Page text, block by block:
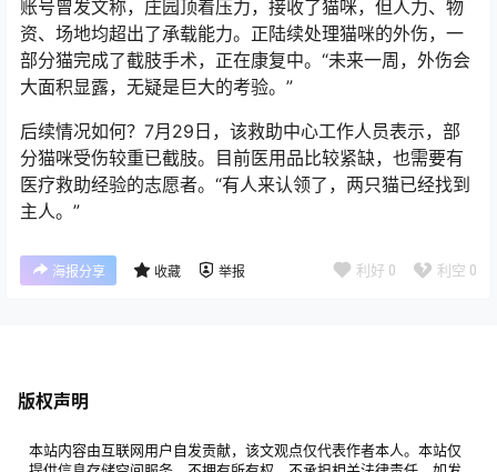
账号曾发文称，庄园顶着压力，接收了猫咪，但人力、物
资、场地均超出了承载能力。正陆续处理猫咪的外伤，一
部分猫完成了截肢手术，正在康复中。“未来一周，外伤会
大面积显露，无疑是巨大的考验。”
后续情况如何？7月29日，该救助中心工作人员表示，部
分猫咪受伤较重已截肢。目前医用品比较紧缺，也需要有
医疗救助经验的志愿者。“有人来认领了，两只猫已经找到
主人。”
海报分享 收藏 举报 利好 0 利空 0
版权声明
本站内容由互联网用户自发贡献，该文观点仅代表作者本人。本站仅